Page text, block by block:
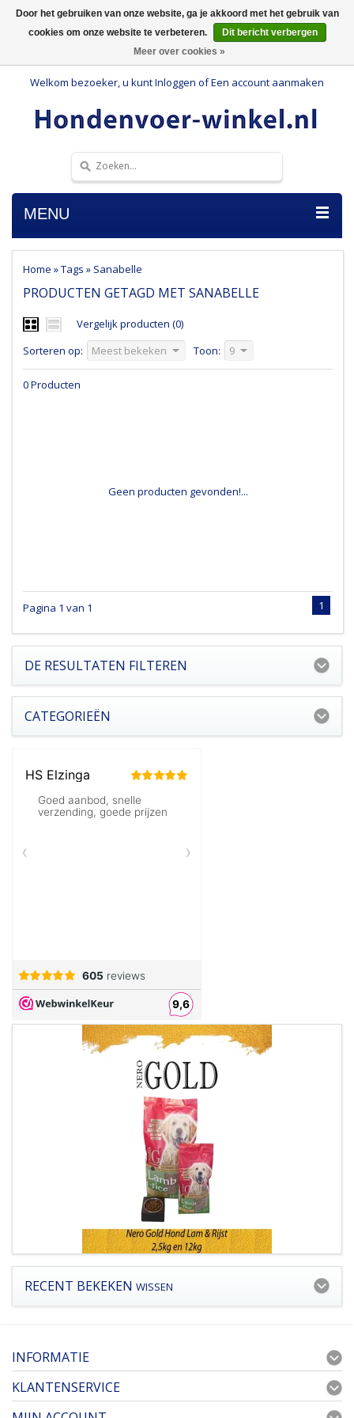
Welkom bezoeker, u kuntInloggen ofEen account aanmaken
MENU
Home »Tags » Sanabelle
PRODUCTEN GETAGD MET SANABELLE
Vergelijk producten (0)
Sorteren op:
Meest bekeken Toon: 9
0 Producten
Geen producten gevonden!...
Pagina 1 van 1 1
DE RESULTATEN FILTEREN
CATEGORIEËN
RECENT BEKEKEN WISSEN
INFORMATIE
KLANTENSERVICE
Door het gebruiken van onze website, ga je akkoord met het gebruik van
cookies om onze website te verbeteren.
Dit bericht verbergen
Meer over cookies »